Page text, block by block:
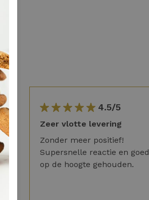
4.5/5
Zeer vlotte levering
Zonder meer positief!
Supersnelle reactie en goed
op de hoogte gehouden.